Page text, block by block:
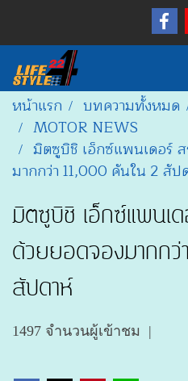
หน้าแรก บทความทั้งหมด
MOTOR NEWS
มิตซูบิชิ เอ็กซ์แพนเดอร์
มากกว่า 11,000 คันใน 2 สัป
มิตซูบิชิ เอ็กซ์แพนเ
ด้วยยอดจองมากก
สัปดาห์
1497 จำนวนผู้เข้าชม |